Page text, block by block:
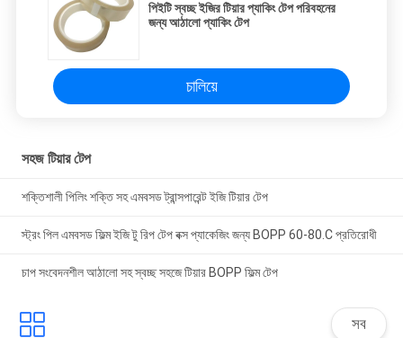
পিইটি স্বচ্ছ ইজির টিয়ার প্যাকিং টেপ পরিবহনের
জন্য আঠালো প্যাকিং টেপ
চালিয়ে
সহজ টিয়ার টেপ
শক্তিশালী পিলিং শক্তি সহ এমবসড ট্রান্সপারেন্ট ইজি টিয়ার টেপ
স্ট্রং পিল এমবসড ফিল্ম ইজি টু রিপ টেপ বক্স প্যাকেজিং জন্য BOPP 60-80.C প্রতিরোধী
চাপ সংবেদনশীল আঠালো সহ স্বচ্ছ সহজে টিয়ার BOPP ফিল্ম টেপ
সব